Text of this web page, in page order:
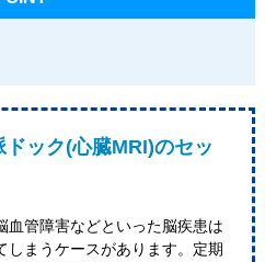
ック(心臓MRI)のセッ
血管障害などといった脳疾患は
しまうケースがあります。定期